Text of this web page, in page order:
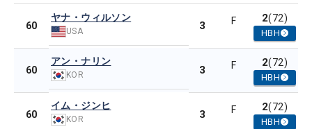
60
ヤナ・ウィルソン
USA 3 F 2(72)
HBH
60
アン・ナリン
KOR 3 F 2(72)
HBH
60
イム・ジンヒ
KOR 3 F 2(72)
HBH